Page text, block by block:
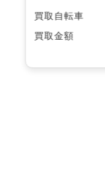
買取自転車
買取金額